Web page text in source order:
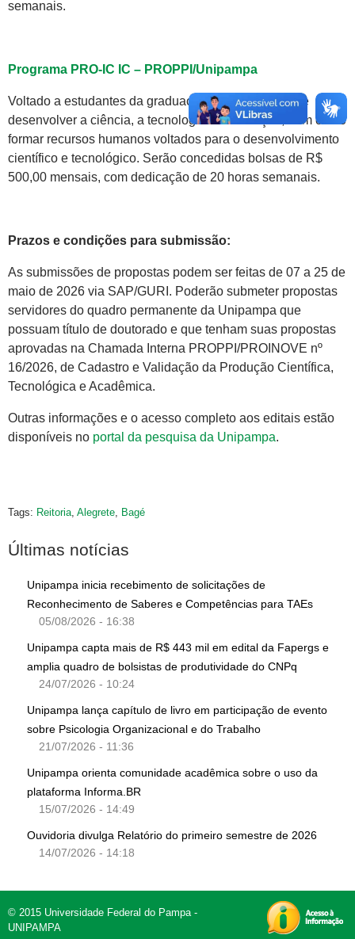
semanais.
Programa PRO-IC IC – PROPPI/Unipampa
Voltado a estudantes da graduação, tem o objetivo de
desenvolver a ciência, a tecnologia e a inovação, bem como
formar recursos humanos voltados para o desenvolvimento
científico e tecnológico. Serão concedidas bolsas de R$
500,00 mensais, com dedicação de 20 horas semanais.
Prazos e condições para submissão:
As submissões de propostas podem ser feitas de 07 a 25 de
maio de 2026 via SAP/GURI. Poderão submeter propostas
servidores do quadro permanente da Unipampa que
possuam título de doutorado e que tenham suas propostas
aprovadas na Chamada Interna PROPPI/PROINOVE nº
16/2026, de Cadastro e Validação da Produção Científica,
Tecnológica e Acadêmica.
Outras informações e o acesso completo aos editais estão
disponíveis no portal da pesquisa da Unipampa.
Tags: Reitoria, Alegrete, Bagé
Últimas notícias
Unipampa inicia recebimento de solicitações de
Reconhecimento de Saberes e Competências para TAEs
05/08/2026 - 16:38
Unipampa capta mais de R$ 443 mil em edital da Fapergs e
amplia quadro de bolsistas de produtividade do CNPq
24/07/2026 - 10:24
Unipampa lança capítulo de livro em participação de evento
sobre Psicologia Organizacional e do Trabalho
21/07/2026 - 11:36
Unipampa orienta comunidade acadêmica sobre o uso da
plataforma Informa.BR
15/07/2026 - 14:49
Ouvidoria divulga Relatório do primeiro semestre de 2026
14/07/2026 - 14:18
© 2015 Universidade Federal do Pampa -
UNIPAMPA